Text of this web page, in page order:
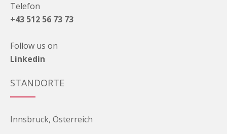
Telefon
+43 512 56 73 73
Follow us on
Linkedin
STANDORTE
Innsbruck, Österreich